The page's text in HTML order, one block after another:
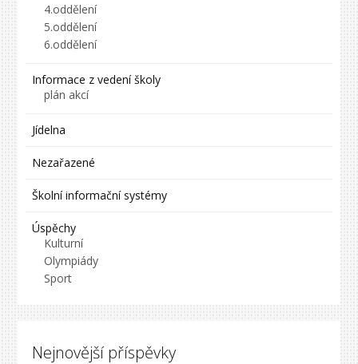
4.oddělení
5.oddělení
6.oddělení
Informace z vedení školy
plán akcí
Jídelna
Nezařazené
Školní informační systémy
Úspěchy
Kulturní
Olympiády
Sport
Nejnovější příspěvky